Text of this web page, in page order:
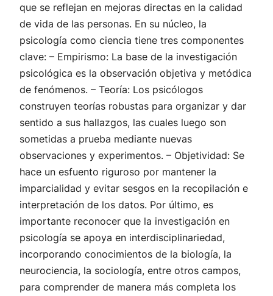
que se reflejan en mejoras directas en la calidad
de vida de las personas. En su núcleo, la
psicología como ciencia tiene tres componentes
clave: – Empirismo: La base de la investigación
psicológica es la observación objetiva y metódica
de fenómenos. – Teoría: Los psicólogos
construyen teorías robustas para organizar y dar
sentido a sus hallazgos, las cuales luego son
sometidas a prueba mediante nuevas
observaciones y experimentos. – Objetividad: Se
hace un esfuento riguroso por mantener la
imparcialidad y evitar sesgos en la recopilación e
interpretación de los datos. Por último, es
importante reconocer que la investigación en
psicología se apoya en interdisciplinariedad,
incorporando conocimientos de la biología, la
neurociencia, la sociología, entre otros campos,
para comprender de manera más completa los